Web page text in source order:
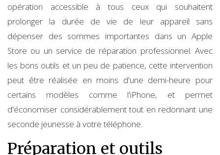
opération accessible à tous ceux qui souhaitent
prolonger la durée de vie de leur appareil sans
dépenser des sommes importantes dans un Apple
Store ou un service de réparation professionnel. Avec
les bons outils et un peu de patience, cette intervention
peut être réalisée en moins d'une demi-heure pour
certains modèles comme l'iPhone, et permet
d'économiser considérablement tout en redonnant une
seconde jeunesse à votre téléphone.
Préparation et outils